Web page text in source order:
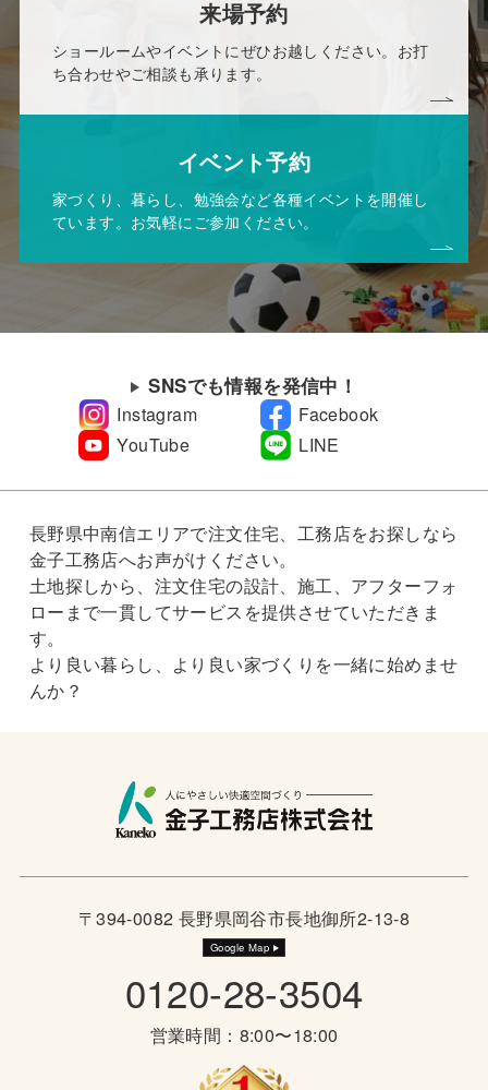
来場予約
ショールームやイベントにぜひお越しください。お打
ち合わせやご相談も承ります。
イベント予約
家づくり、暮らし、勉強会など各種イベントを開催し
ています。お気軽にご参加ください。
SNSでも情報を発信中！
Instagram
Facebook
YouTube
LINE
長野県中南信エリアで注文住宅、工務店をお探しなら
金子工務店へお声がけください。
土地探しから、注文住宅の設計、施工、アフターフォ
ローまで一貫してサービスを提供させていただきま
す。
より良い暮らし、より良い家づくりを一緒に始めませ
んか？
〒394-0082 長野県岡谷市長地御所2-13-8
Google Map
0120-28-3504
営業時間：8:00〜18:00